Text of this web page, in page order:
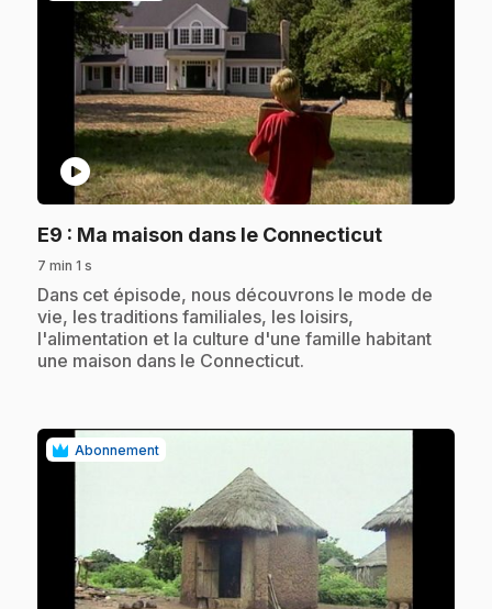
play_circle
E9 : Ma maison dans le Connecticut.
7 min 1 s
.Dans cet épisode, nous découvrons le mode de
vie, les traditions familiales, les loisirs,
l'alimentation et la culture d'une famille habitant
une maison dans le Connecticut.
Abonnement